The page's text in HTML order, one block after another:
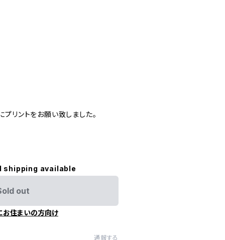
リントをお願い致しました。
shipping available
out
お住まいの方向け
通報する